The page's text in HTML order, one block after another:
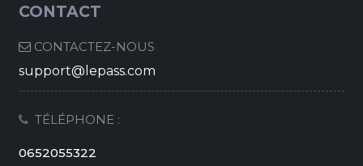
CONTACT
CONTACTEZ-NOUS
support@lepass.com
TÉLÉPHONE :
0652055322